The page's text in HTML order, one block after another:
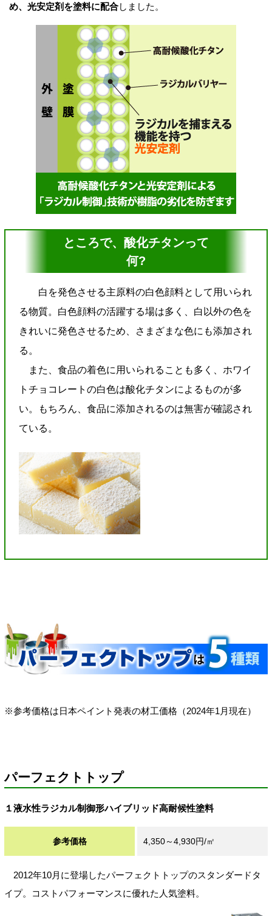
め、光安定剤を塗料に配合しました。
ところで、酸化チタンって
何?
白を発色させる主原料の白色顔料として用いられ
る物質。白色顔料の活躍する場は多く、白以外の色を
きれいに発色させるため、さまざまな色にも添加され
る。
また、食品の着色に用いられることも多く、ホワイ
トチョコレートの白色は酸化チタンによるものが多
い。もちろん、食品に添加されるのは無害が確認され
ている。
※参考価格は日本ペイント発表の材工価格（2024年1月現在）
パーフェクトトップ
１液水性ラジカル制御形ハイブリッド高耐候性塗料
参考価格 4,350～4,930円/㎡
2012年10月に登場したパーフェクトトップのスタンダードタ
イプ。コストパフォーマンスに優れた人気塗料。